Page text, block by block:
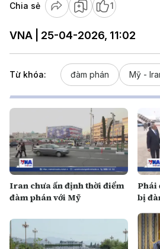
Chia sẻ 1
VNA | 25-04-2026, 11:02
Từ khóa: đàm phán Mỹ -
Iran chưa ấn định thời điểm
đàm phán với Mỹ
Phái
bị